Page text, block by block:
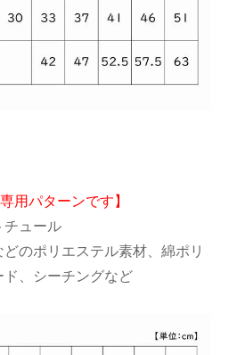
用パターンです】
ュール
のポリエステル素材、綿ポリ
、シーチングなど